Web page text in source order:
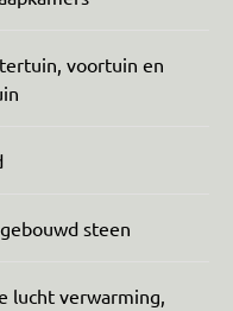
voortuin en
steen
lucht verwarming,